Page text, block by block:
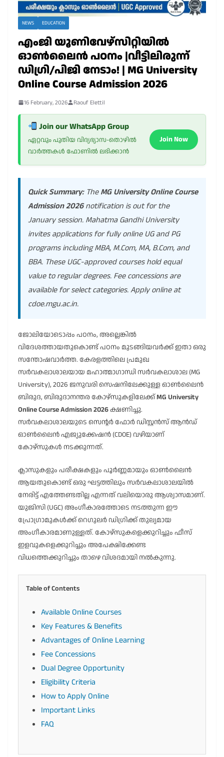
NEWS EDUCATION
എംജി യൂണിവേഴ്സിറ്റിയിൽ
ഓൺലൈൻ പഠനം |വീട്ടിലിരുന്ന്
ഡിഗ്രി/പിജി നേടാം! | MG University
Online Course Admission 2026
16 February, 2026 Raouf Elettil
Join our WhatsApp Group
ഏറ്റവും പുതിയ വിദ്യഭ്യാസ-തൊഴിൽ
വാർത്തകൾ ഫോണിൽ ലഭിക്കാൻ
Join Now
Quick Summary:TheMG University Online Course
Admission 2026notification is out for the
January session. Mahatma Gandhi University
invites applications for fully online UG and PG
programs including MBA, M.Com, MA, B.Com, and
BBA. These UGC-approved courses hold equal
value to regular degrees. Fee concessions are
available for select categories. Apply online at
cdoe.mgu.ac.in.
ജോലിയോടൊപ്പം പഠനം, അല്ലെങ്കിൽ
വിദേശത്തായതുകൊണ്ട് പഠനം മുടങ്ങിയവർക്ക് ഇതാ ഒരു
സന്തോഷവാർത്ത. കേരളത്തിലെ പ്രമുഖ
സർവകലാശാലയായ മഹാത്മാഗാന്ധി സർവകലാശാല (MG
University), 2026 ജനുവരി സെഷനിലേക്കുള്ള ഓൺലൈൻ
ബിരുദ, ബിരുദാനന്തര കോഴ്സുകളിലേക്ക്MG University
Online Course Admission 2026ക്ഷണിച്ചു.
സർവകലാശാലയുടെ സെന്റർ ഫോർ ഡിസ്റ്റൻസ് ആൻഡ്
ഓൺലൈൻ എജ്യുക്കേഷൻ (CDOE) വഴിയാണ്
കോഴ്സുകൾ നടക്കുന്നത്.
ക്ലാസുകളും പരീക്ഷകളും പൂർണ്ണമായും ഓൺലൈൻ
ആയതുകൊണ്ട് ഒരു ഘട്ടത്തിലും സർവകലാശാലയിൽ
നേരിട്ട് എത്തേണ്ടതില്ല എന്നത് വലിയൊരു ആശ്വാസമാണ്.
യുജിസി (UGC) അംഗീകാരത്തോടെ നടത്തുന്ന ഈ
പ്രോഗ്രാമുകൾക്ക് റെഗുലർ ഡിഗ്രിക്ക് തുല്യമായ
അംഗീകാരമാണുള്ളത്. കോഴ്സുകളെക്കുറിച്ചും ഫീസ്
ഇളവുകളെക്കുറിച്ചും അപേക്ഷിക്കേണ്ട
വിധത്തെക്കുറിച്ചും താഴെ വിശദമായി നൽകുന്നു.
Table of Contents
Available Online Courses
Key Features & Benefits
Advantages of Online Learning
Fee Concessions
Dual Degree Opportunity
Eligibility Criteria
How to Apply Online
Important Links
FAQ